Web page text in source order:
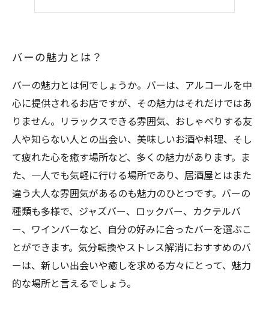
バーの魅力とは？
バーの魅力とは何でしょうか。バーは、アルコールを中
心に提供されるお店ですが、その魅力はそれだけではあ
りません。リラックスできる雰囲気、おしゃべりする友
人や知らない人との出会い、美味しいお酒や料理、そし
て疲れた心を癒す場所など、多くの魅力があります。ま
た、一人でも気軽に行ける場所であり、居酒屋とはまた
違う大人な雰囲気があるのも魅力のひとつです。バーの
種類も多様で、ジャズバー、ロックバー、カクテルバ
ー、ワインバーなど、自分の好みに合ったバーを選ぶこ
とができます。気分転換やストレス解消におすすめのバ
ーは、新しい出会いや癒しを求める方々にとって、魅力
的な場所と言えるでしょう。